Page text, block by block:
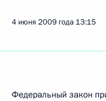
4 июня 2009 года 13:15
Федеральный закон